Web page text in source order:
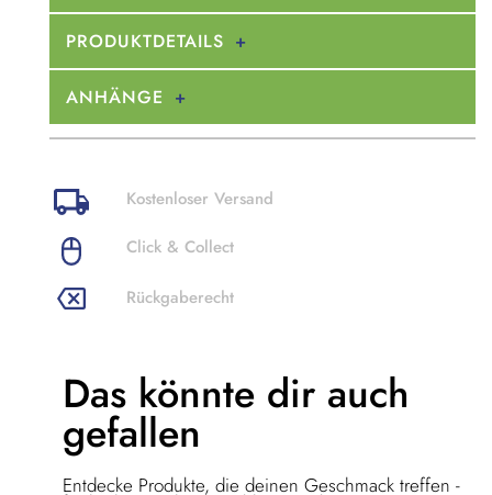
PRODUKTDETAILS
ANHÄNGE
Kostenloser Versand
Click & Collect
Rückgaberecht
Das könnte dir auch
gefallen
Entdecke Produkte, die deinen Geschmack treffen -